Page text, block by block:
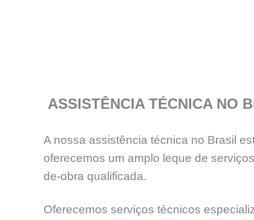
ASSISTÊNCIA TÉCNICA NO
A nossa assistência técnica no Brasil
oferecemos um amplo leque de
de-obra qualificada.
Oferecemos serviços técnicos